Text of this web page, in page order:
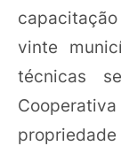
vinte
técnicas